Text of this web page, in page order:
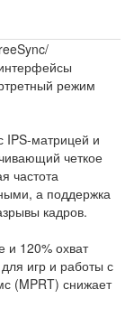
режим
IPS-матрицей и
четкое
частота
а поддержка
кадров.
и 120% охват
игр и работы с
(MPRT) снижает